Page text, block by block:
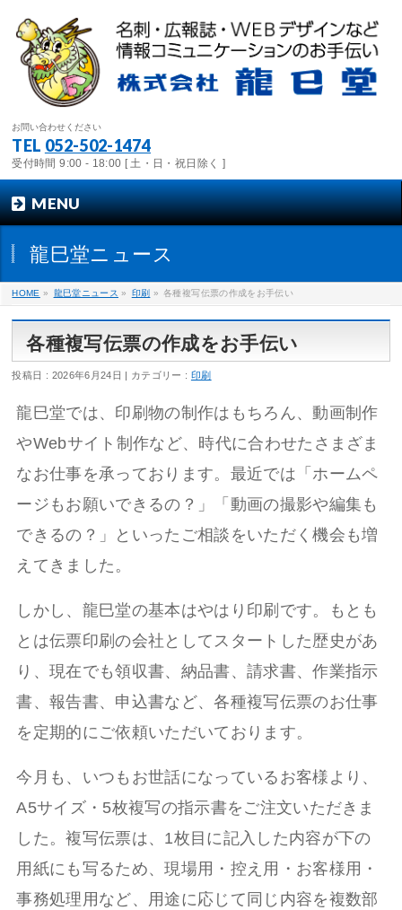
お問い合わせください
TEL 052-502-1474
受付時間 9:00 - 18:00 [ 土・日・祝日除く ]
MENU
龍巳堂ニュース
HOME » 龍巳堂ニュース » 印刷 » 各種複写伝票の作成をお手伝い
各種複写伝票の作成をお手伝い
投稿日 : 2026年6月24日 カテゴリー : 印刷
龍巳堂では、印刷物の制作はもちろん、動画制作
やWebサイト制作など、時代に合わせたさまざま
なお仕事を承っております。最近では「ホームペ
ージもお願いできるの？」「動画の撮影や編集も
できるの？」といったご相談をいただく機会も増
えてきました。
しかし、龍巳堂の基本はやはり印刷です。もとも
とは伝票印刷の会社としてスタートした歴史があ
り、現在でも領収書、納品書、請求書、作業指示
書、報告書、申込書など、各種複写伝票のお仕事
を定期的にご依頼いただいております。
今月も、いつもお世話になっているお客様より、
A5サイズ・5枚複写の指示書をご注文いただきま
した。複写伝票は、1枚目に記入した内容が下の
用紙にも写るため、現場用・控え用・お客様用・
事務処理用など、用途に応じて同じ内容を複数部